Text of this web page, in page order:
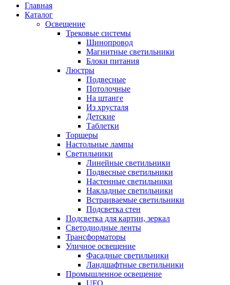
Главная
Каталог
Освещение
Трековые системы
Шинопровод
Магнитные светильники
Блоки питания
Люстры
Подвесные
Потолочные
На штанге
Из хрусталя
Детские
Таблетки
Торшеры
Настольные лампы
Светильники
Линейные светильники
Подвесные светильники
Настенные светильники
Накладные светильники
Встраиваемые светильники
Подсветка стен
Подсветка для картин, зеркал
Светодиодные ленты
Трансформаторы
Уличное освещение
Фасадные светильники
Ландшафтные светильники
Промышленное освещение
UFO